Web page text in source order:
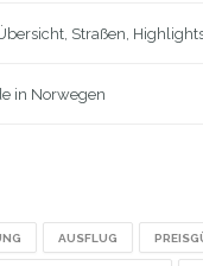
Straßen,
in Norwegen
AUSFLUG